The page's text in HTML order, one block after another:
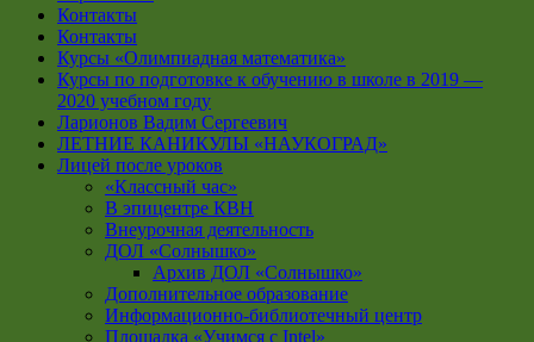
Контакты
Контакты
Курсы «Олимпиадная математика»
Курсы по подготовке к обучению в школе в 2019 —
2020 учебном году
Ларионов Вадим Сергеевич
ЛЕТНИЕ КАНИКУЛЫ «НАУКОГРАД»
Лицей после уроков
«Классный час»
В эпицентре КВН
Внеурочная деятельность
ДОЛ «Солнышко»
Архив ДОЛ «Солнышко»
Дополнительное образование
Информационно-библиотечный центр
Площадка «Учимся с Intel»